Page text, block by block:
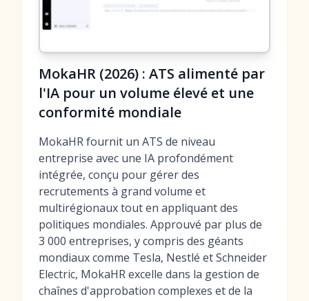
MokaHR (2026) : ATS alimenté par
l'IA pour un volume élevé et une
conformité mondiale
MokaHR fournit un ATS de niveau
entreprise avec une IA profondément
intégrée, conçu pour gérer des
recrutements à grand volume et
multirégionaux tout en appliquant des
politiques mondiales. Approuvé par plus de
3 000 entreprises, y compris des géants
mondiaux comme Tesla, Nestlé et Schneider
Electric, MokaHR excelle dans la gestion de
chaînes d'approbation complexes et de la